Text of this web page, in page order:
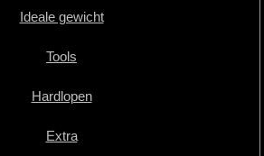
Ideale gewicht
Tools
Hardlopen
Extra